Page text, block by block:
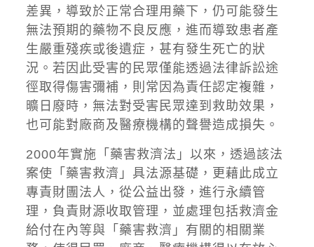
差異，導致於正常合理用藥下，仍可能發生
無法預期的藥物不良反應，進而導致患者產
生嚴重殘疾或後遺症，甚有發生死亡的狀
況。若因此受害的民眾僅能透過法律訴訟途
徑取得傷害彌補，則常因為責任認定複雜，
曠日廢時，無法對受害民眾達到救助效果，
也可能對廠商及醫療機構的聲譽造成損失。
2000年實施「藥害救濟法」以來，透過該法
案使「藥害救濟」具法源基礎，更藉此成立
專責財團法人，從公益出發，進行永續管
理，負責財源收取管理，並處理包括救濟金
給付在內等與「藥害救濟」有關的相關業